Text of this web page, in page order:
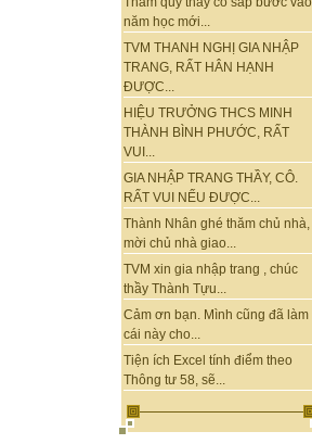
năm học mới...
TVM THANH NGHỊ GIA NHẬP
TRANG, RẤT HÂN HẠNH
ĐƯỢC...
HIỆU TRƯỞNG THCS MINH
THÀNH BÌNH PHƯỚC, RẤT
VUI...
GIA NHẬP TRANG THẦY, CÔ.
RẤT VUI NẾU ĐƯỢC...
Thành Nhân ghé thăm chủ nhà,
mời chủ nhà giao...
TVM xin gia nhập trang , chúc
thầy Thành Tựu...
Cảm ơn bạn. Mình cũng đã làm
cái này cho...
Tiện ích Excel tính điểm theo
Thông tư 58, sẽ...